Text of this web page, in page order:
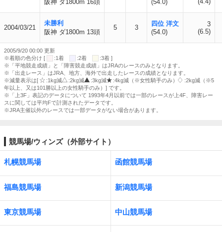
阪神 ダ1800m 16頭
(54.0)
2004/03/21
未勝利
阪神 ダ1800m 13頭
5 3
四位 洋文
(54.0)
3
(6.5)
2005/9/20 00:00 更新
※着順の色分け [
:1着 :2着
:3着 ]
※「平地競走成績」と「障害競走成績」はJRAのレースのみとなります。
※「出走レース」はJRA、地方、海外で出走したレースの成績となります。
※減量表示は[
:1kg減 :2kg減 :3kg減 :4kg減（※女性騎手のみ）
:2kg減（※5
年以上、又は101勝以上の女性騎手のみ）] です。
※「上3F」表記のデータについて 1993年4月以前では一部のレースが上4F、障害レー
スに関しては平均Fで計測されたデータです。
※JRA主催以外のレースでは一部データがない場合があります。
競馬場/ウィンズ（外部サイト）
札幌競馬場 函館競馬場
福島競馬場 新潟競馬場
東京競馬場 中山競馬場